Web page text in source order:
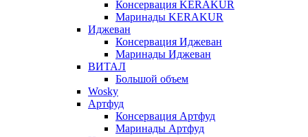
Консервация KERAKUR
Маринады KERAKUR
Иджеван
Консервация Иджеван
Маринады Иджеван
ВИТАЛ
Большой объем
Wosky
Артфуд
Консервация Артфуд
Маринады Артфуд